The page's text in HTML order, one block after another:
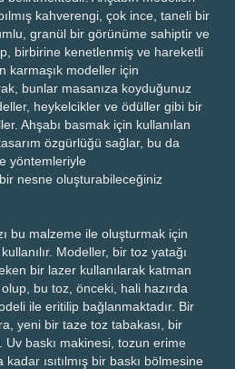
kahverengi, çok ince, taneli bir
granül bir görünüme sahiptir ve
birbirine kenetlenmiş ve hareketli
karmaşık modeller için
bunlar masanıza koyduğunuz
heykelcikler ve ödüller gibi bir
Ahşabı basmak için kullanılan
özgürlüğü sağlar, bu da
yöntemleriyle
nesne oluşturabileceğiniz
bu malzeme ile oluşturmak için
Modeller, bir toz yatağı
bir lazer kullanılarak katman
bu toz, önceki, hali hazırda
ile eritilip bağlanmaktadır. Bir
yeni bir taze toz tabakası, bir
Uv baskı makinesi, tozun erime
kadar ısıtılmış bir baskı bölmesine